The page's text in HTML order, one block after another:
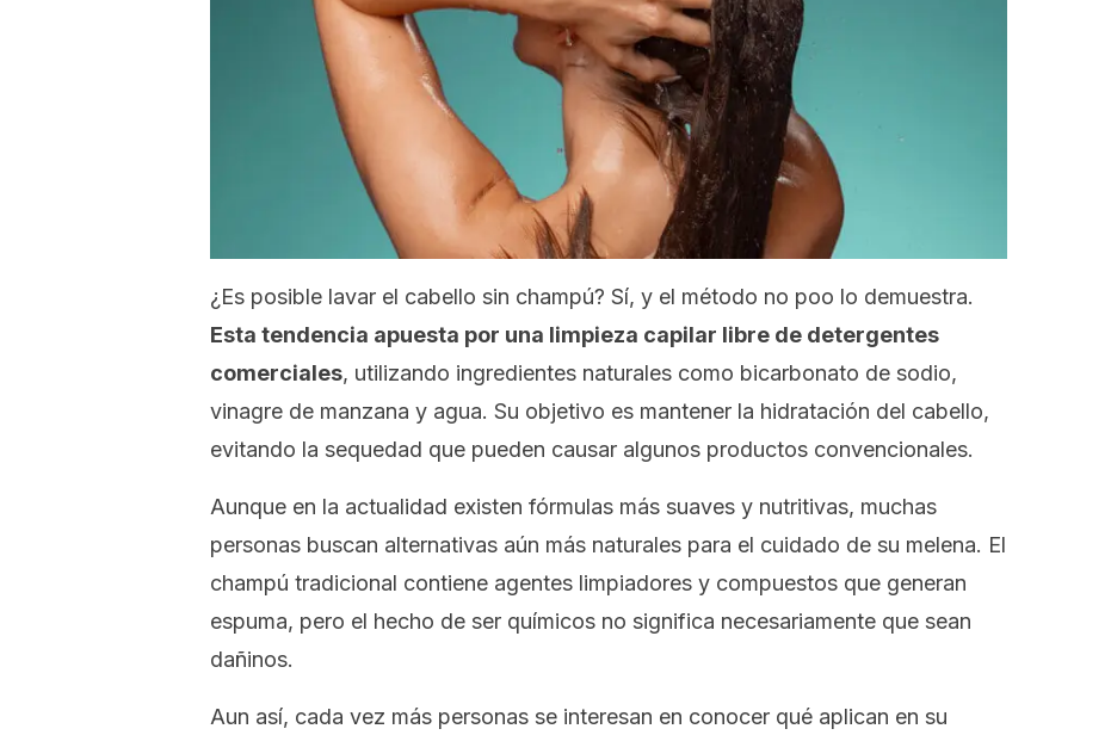
¿Es posible lavar el cabello sin champú? Sí, y el método no poo lo demuestra.
Esta tendencia apuesta por una limpieza capilar libre de detergentes
comerciales, utilizando ingredientes naturales como bicarbonato de sodio,
vinagre de manzana y agua. Su objetivo es mantener la hidratación del cabello,
evitando la sequedad que pueden causar algunos productos convencionales.
Aunque en la actualidad existen fórmulas más suaves y nutritivas, muchas
personas buscan alternativas aún más naturales para el cuidado de su melena. El
champú tradicional contiene agentes limpiadores y compuestos que generan
espuma, pero el hecho de ser químicos no significa necesariamente que sean
dañinos.
Aun así, cada vez más personas se interesan en conocer qué aplican en su